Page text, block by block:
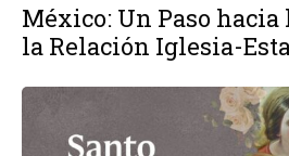
México: Un Paso hacia
la Relación Iglesia-